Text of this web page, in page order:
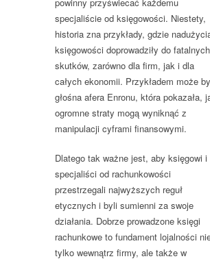
specjaliście od księgowości. Niestety,
historia zna przykłady, gdzie
księgowości doprowadziły do fatalnych
skutków, zarówno dla firm, jak i dla
całych ekonomii. Przykładem może
głośna afera Enronu, która pokazała,
ogromne straty mogą wyniknąć z
manipulacji cyframi finansowymi.
Dlatego tak ważne jest, aby księgowi i
specjaliści od rachunkowości
przestrzegali najwyższych reguł
etycznych i byli sumienni za swoje
działania. Dobrze prowadzone księgi
rachunkowe to fundament lojalności
tylko wewnątrz firmy, ale także w